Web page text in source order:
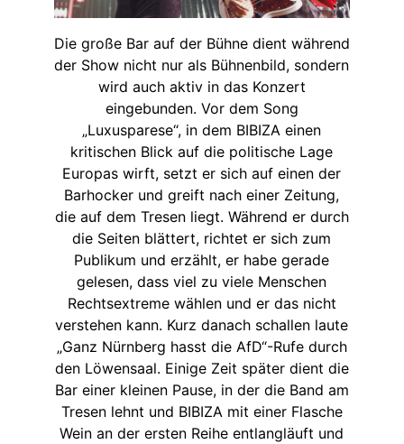
Die große Bar auf der Bühne dient während
der Show nicht nur als Bühnenbild, sondern
wird auch aktiv in das Konzert
eingebunden. Vor dem Song
„Luxusparese“, in dem BIBIZA einen
kritischen Blick auf die politische Lage
Europas wirft, setzt er sich auf einen der
Barhocker und greift nach einer Zeitung,
die auf dem Tresen liegt. Während er durch
die Seiten blättert, richtet er sich zum
Publikum und erzählt, er habe gerade
gelesen, dass viel zu viele Menschen
Rechtsextreme wählen und er das nicht
verstehen kann. Kurz danach schallen laute
„Ganz Nürnberg hasst die AfD“-Rufe durch
den Löwensaal. Einige Zeit später dient die
Bar einer kleinen Pause, in der die Band am
Tresen lehnt und BIBIZA mit einer Flasche
Wein an der ersten Reihe entlangläuft und